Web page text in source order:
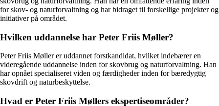
for skov- og naturforvaltning og har bidraget til forskellige projekter og
initiativer på området.
Hvilken uddannelse har Peter Friis Møller?
Peter Friis Møller er uddannet forstkandidat, hvilket indebærer en
videregående uddannelse inden for skovbrug og naturforvaltning. Han
har opnået specialiseret viden og færdigheder inden for bæredygtig
skovdrift og naturbeskyttelse.
Hvad er Peter Friis Møllers ekspertiseområder?